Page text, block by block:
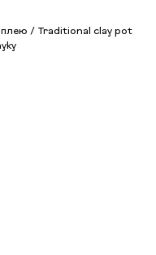
/ Traditional clay pot